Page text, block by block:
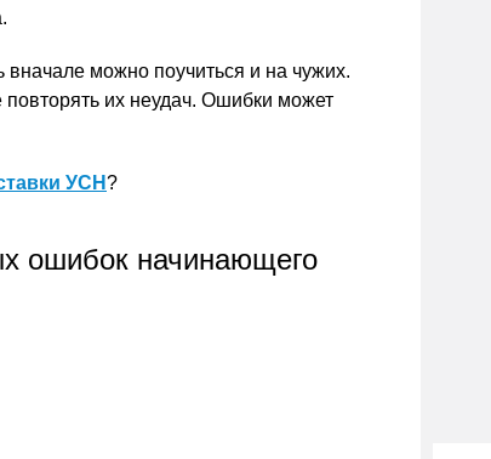
вначале можно поучиться и на чужих.
повторять их неудач. Ошибки может
УСН?
ошибок начинающего